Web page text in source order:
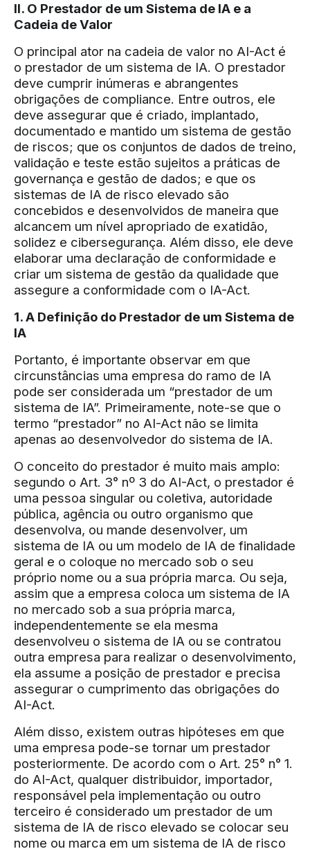
II. O Prestador de um Sistema de IA e a
Cadeia de Valor
O principal ator na cadeia de valor no AI-Act é
o prestador de um sistema de IA. O prestador
deve cumprir inúmeras e abrangentes
obrigações de compliance. Entre outros, ele
deve assegurar que é criado, implantado,
documentado e mantido um sistema de gestão
de riscos; que os conjuntos de dados de treino,
validação e teste estão sujeitos a práticas de
governança e gestão de dados; e que os
sistemas de IA de risco elevado são
concebidos e desenvolvidos de maneira que
alcancem um nível apropriado de exatidão,
solidez e cibersegurança. Além disso, ele deve
elaborar uma declaração de conformidade e
criar um sistema de gestão da qualidade que
assegure a conformidade com o IA-Act.
1. A Definição do Prestador de um Sistema de
IA
Portanto, é importante observar em que
circunstâncias uma empresa do ramo de IA
pode ser considerada um “prestador de um
sistema de IA”. Primeiramente, note-se que o
termo “prestador” no AI-Act não se limita
apenas ao desenvolvedor do sistema de IA.
O conceito do prestador é muito mais amplo:
segundo o Art. 3° nº 3 do AI-Act, o prestador é
uma pessoa singular ou coletiva, autoridade
pública, agência ou outro organismo que
desenvolva, ou mande desenvolver, um
sistema de IA ou um modelo de IA de finalidade
geral e o coloque no mercado sob o seu
próprio nome ou a sua própria marca. Ou seja,
assim que a empresa coloca um sistema de IA
no mercado sob a sua própria marca,
independentemente se ela mesma
desenvolveu o sistema de IA ou se contratou
outra empresa para realizar o desenvolvimento,
ela assume a posição de prestador e precisa
assegurar o cumprimento das obrigações do
AI-Act.
Além disso, existem outras hipóteses em que
uma empresa pode-se tornar um prestador
posteriormente. De acordo com o Art. 25° n° 1.
do AI-Act, qualquer distribuidor, importador,
responsável pela implementação ou outro
terceiro é considerado um prestador de um
sistema de IA de risco elevado se colocar seu
nome ou marca em um sistema de IA de risco